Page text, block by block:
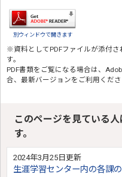
別ウィンドウで開きます
※資料としてPDFファイルが添付さ
す。
PDF書類をご覧になる場合は、
合、最新バージョンをご利用くださ
このページを見ている
す。
2024年3月25日更新
生涯学習センター内の各課